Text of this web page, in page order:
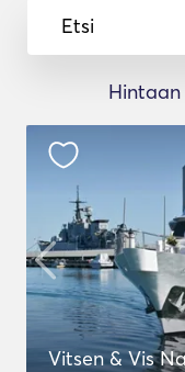
Etsi
Hintaan
Vitsen & Vis